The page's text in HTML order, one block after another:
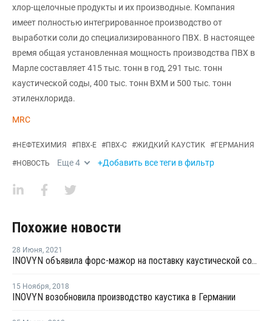
хлор-щелочные продукты и их производные. Компания
имеет полностью интегрированное производство от
выработки соли до специализированного ПВХ. В настоящее
время общая установленная мощность производства ПВХ в
Марле составляет 415 тыс. тонн в год, 291 тыс. тонн
каустической соды, 400 тыс. тонн ВХМ и 500 тыс. тонн
этиленхлорида.
MRC
#НЕФТЕХИМИЯ #ПВХ-Е #ПВХ-С #ЖИДКИЙ КАУСТИК #ГЕРМАНИЯ
#НОВОСТЬ Еще4 +Добавить все теги в фильтр
Похожие новости
28 Июня, 2021
INOVYN объявила форс-мажор на поставку каустической соды и хлора в Германии и Бельгии
15 Ноября, 2018
INOVYN возобновила производство каустика в Германии